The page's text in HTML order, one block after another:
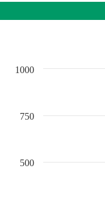
500
750
1000